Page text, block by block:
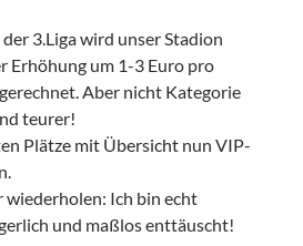
3.Liga wird unser Stadion
Erhöhung um 1-3 Euro pro
Aber nicht Kategorie
teurer!
Plätze mit Übersicht nun VIP-
wiederholen: Ich bin echt
und maßlos enttäuscht!